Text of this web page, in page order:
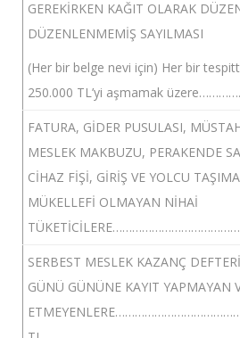
GEREKİRKEN KAĞIT OLARAK
DÜZENLENMEMİŞ SAYILMASI
(Her bir belge nevi için) Her bir
250.000 TL’yi aşmamak
FATURA, GİDER PUSULASI,
MESLEK MAKBUZU, PERAKENDE
CİHAZ FİŞİ, GİRİŞ VE YOLCU
MÜKELLEFİ OLMAYAN NİHAİ
SERBEST MESLEK KAZANÇ
GÜNÜ GÜNÜNE KAYIT YAPMAYAN